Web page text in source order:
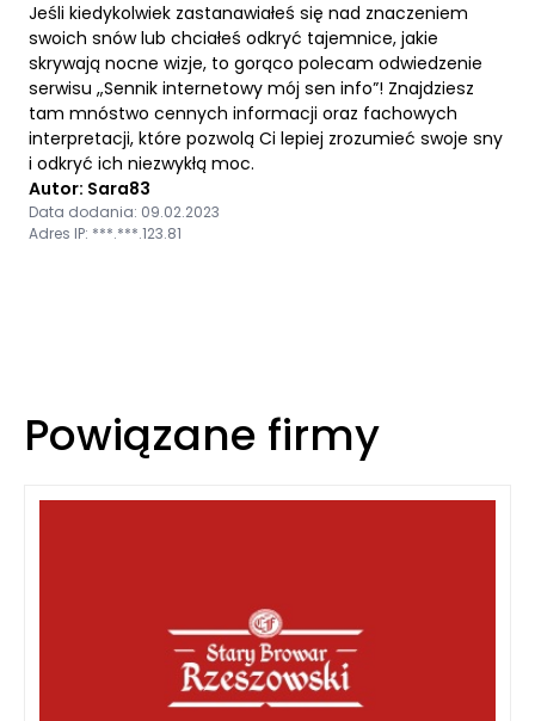
Jeśli kiedykolwiek zastanawiałeś się nad znaczeniem
swoich snów lub chciałeś odkryć tajemnice, jakie
skrywają nocne wizje, to gorąco polecam odwiedzenie
serwisu „Sennik internetowy mój sen info”! Znajdziesz
tam mnóstwo cennych informacji oraz fachowych
interpretacji, które pozwolą Ci lepiej zrozumieć swoje sny
i odkryć ich niezwykłą moc.
Autor: Sara83
Data dodania: 09.02.2023
Adres IP: ***.***.123.81
Powiązane firmy